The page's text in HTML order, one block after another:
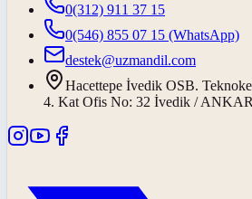
0(312) 911 37 15
0(546) 855 07 15 (WhatsApp)
destek@uzmandil.com
Hacettepe İvedik OSB.
4. Kat Ofis No: 32 İvedik /